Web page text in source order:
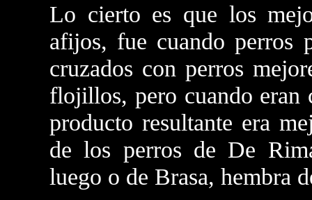
Lo cierto es que los
afijos, fue cuando perros
cruzados con perros
flojillos, pero cuando eran
producto resultante era
de los perros de De
luego o de Brasa, hembra